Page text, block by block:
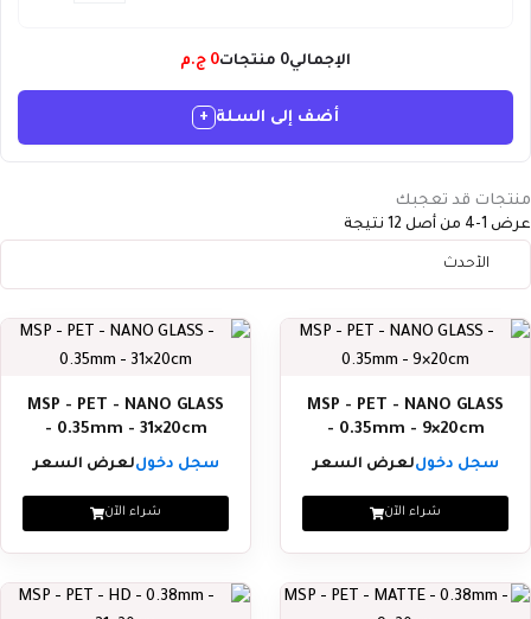
الإجمالي0 منتجات0 ج.م
أضف إلى السلة +
منتجات قد تعجبك
عرض 1-4 من أصل 12 نتيجة
MSP - PET - NANO GLASS
- 0.35mm - 9×20cm
سجل دخوللعرض السعر
شراء الآن
MSP - PET - NANO GLASS
- 0.35mm - 31×20cm
سجل دخوللعرض السعر
شراء الآن